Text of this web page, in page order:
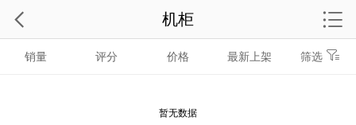
销量 评分 价格 最新上架 筛选
暂无数据
机柜